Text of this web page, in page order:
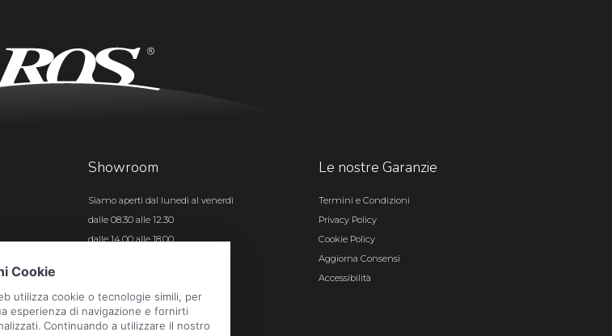
Showroom
Siamo aperti dal lunedì al venerdì
dalle 08.30 alle 12.30
dalle 14.00 alle 18.00
Le nostre Garanzie
Termini e Condizioni
Privacy Policy
Cookie Policy
Aggiorna Consensi
Accessibilità